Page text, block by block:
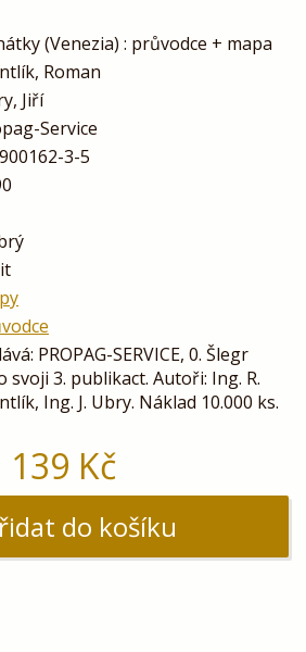
(Venezia) : průvodce + mapa
Roman
Jiří
Service
3-5
PROPAG-SERVICE, 0. Šlegr
svoji 3. publikact. Autoři: Ing. R.
Ing. J. Ubry. Náklad 10.000 ks.
139 Kč
do košíku